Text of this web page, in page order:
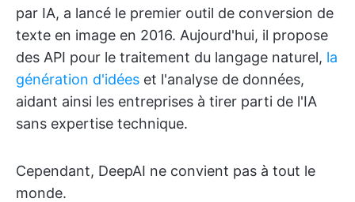
par IA, a lancé le premier outil de conversion de
texte en image en 2016. Aujourd'hui, il propose
des API pour le traitement du langage naturel, la
génération d'idées et l'analyse de données,
aidant ainsi les entreprises à tirer parti de l'IA
sans expertise technique.
Cependant, DeepAI ne convient pas à tout le
monde.